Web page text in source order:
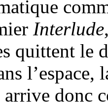
Interlude
quittent le
donc